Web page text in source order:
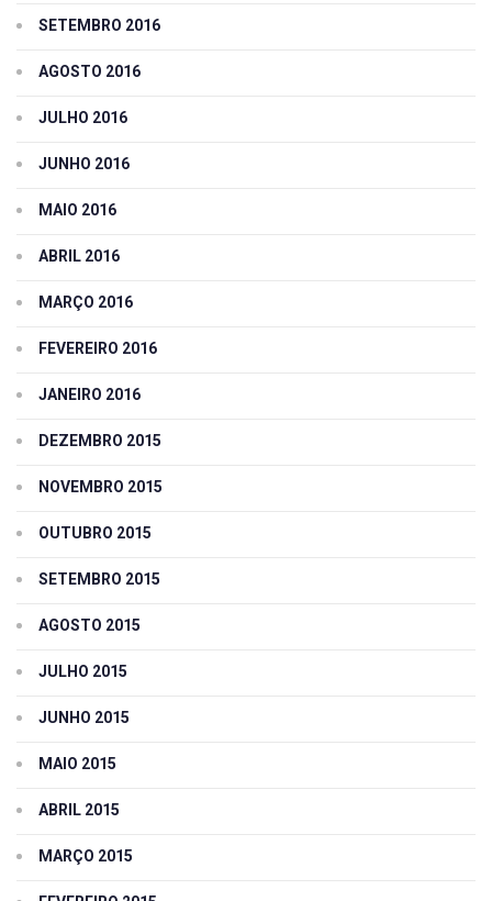
SETEMBRO 2016
AGOSTO 2016
JULHO 2016
JUNHO 2016
MAIO 2016
ABRIL 2016
MARÇO 2016
FEVEREIRO 2016
JANEIRO 2016
DEZEMBRO 2015
NOVEMBRO 2015
OUTUBRO 2015
SETEMBRO 2015
AGOSTO 2015
JULHO 2015
JUNHO 2015
MAIO 2015
ABRIL 2015
MARÇO 2015